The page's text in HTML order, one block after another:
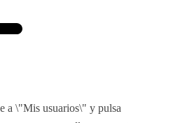
a \"Mis usuarios\" y pulsa